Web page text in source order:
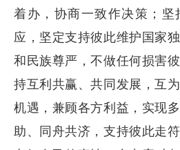
着办，协商一致作决策；坚
应，坚定支持彼此维护国家
和民族尊严，不做任何损害
持互利共赢、共同发展，互
机遇，兼顾各方利益，实现
助、同舟共济，支持彼此走